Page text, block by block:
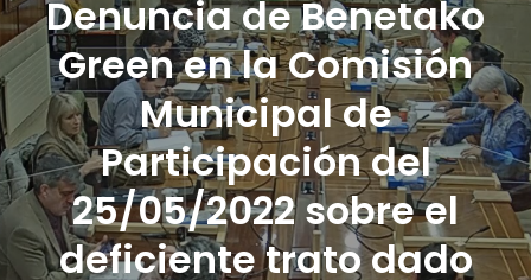
Denuncia de Benetako
Green en la Comisión
Municipal de
Participación del
25/05/2022 sobre el
deficiente trato dado